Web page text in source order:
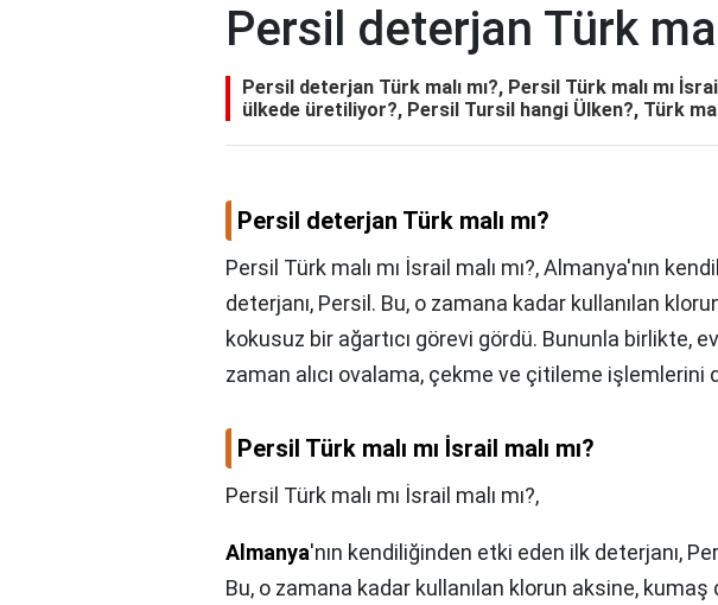
Persil deterjan Türk
Persil deterjan Türk malı mı?, Persil Türk malı mı
ülkede üretiliyor?, Persil Tursil hangi Ülken?, Türk
Persil deterjan Türk malı mı?
Persil Türk malı mı İsrail malı mı?, Almanya'nın
deterjanı, Persil. Bu, o zamana kadar kullanılan
kokusuz bir ağartıcı görevi gördü. Bununla birlikte,
zaman alıcı ovalama, çekme ve çitileme işlemlerini
Persil Türk malı mı İsrail malı mı?
Persil Türk malı mı İsrail malı mı?,
Almanya'nın kendiliğinden etki eden ilk deterjanı,
Bu, o zamana kadar kullanılan klorun aksine,